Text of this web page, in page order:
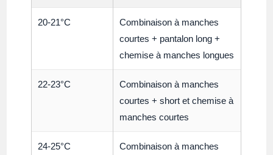
20-21°C
Combinaison à manches
courtes + pantalon long +
chemise à manches longues
22-23°C
Combinaison à manches
courtes + short et chemise à
manches courtes
24-25°C Combinaison à manches